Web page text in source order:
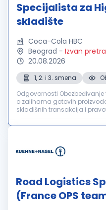
Specijalista za
skladište
Coca-Cola HBC
Beograd - Izvan
20.08.2026
1, 2. i 3. smena
Odgovornosti Obezbeđivanje tačnosti i pouzdanosti podataka
o zalihama gotovih
skladišnih transakcija i
smene putem saps...
Road Logistics
(France OPS